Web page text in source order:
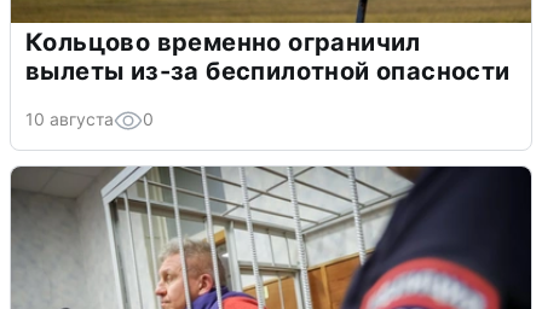
Кольцово временно ограничил
вылеты из-за беспилотной опасности
10 августа 0